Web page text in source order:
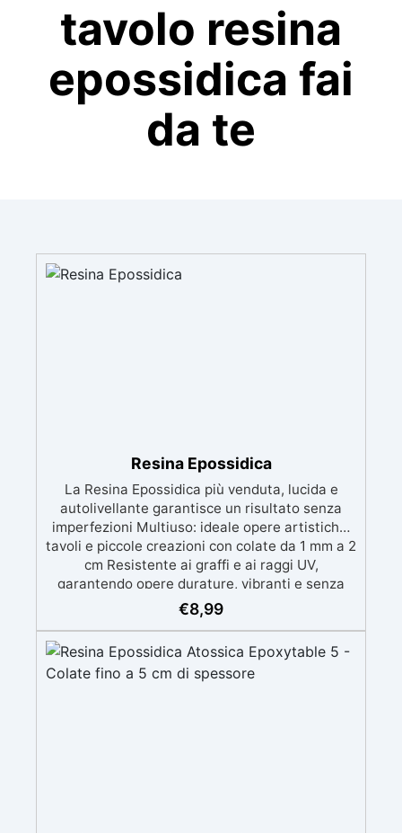
tavolo resina
epossidica fai
da te
Resina Epossidica
La Resina Epossidica più venduta, lucida e
autolivellante garantisce un risultato senza
imperfezioni Multiuso: ideale opere artistiche,
tavoli e piccole creazioni con colate da 1 mm a 2
cm Resistente ai graffi e ai raggi UV,
garantendo opere durature, vibranti e senza
ingiallimenti nel tempo Bassa viscosità e
formula anti-bolle per risultati impeccabili,
Certificata Atossica post catalisi per contatto
con la pelle, BPA free e VoC Free
€8,99